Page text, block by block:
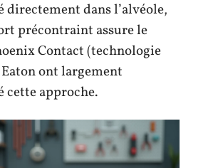
directement dans l’alvéole,
précontraint assure le
Contact (technologie
ont largement
cette approche.